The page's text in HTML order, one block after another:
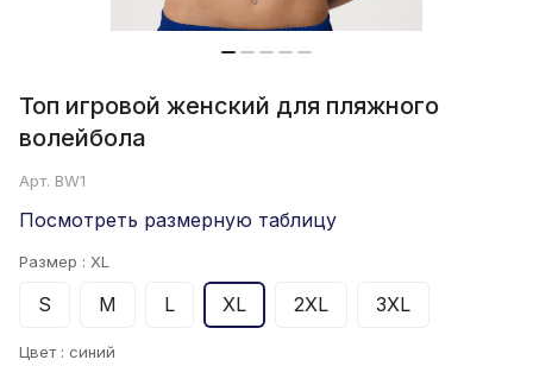
Топ игровой женский для пляжного
волейбола
Арт. BW1
Посмотреть размерную таблицу
Размер : XL
S M L XL 2XL 3XL
Цвет : синий